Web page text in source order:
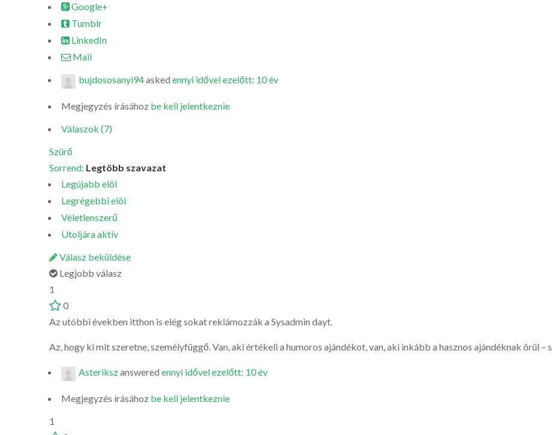
Google+
Tumblr
LinkedIn
Mail
bujdososanyi94asked ennyi idővel ezelőtt: 10 év
Megjegyzés írásához be kell jelentkeznie
Válaszok (7)
Szürő
Sorrend: Legtöbb szavazat
Legújabb elöl
Legrégebbi elöl
Véletlenszerű
Utoljára aktív
Válasz beküldése
Legjobb válasz
1
0
Az utóbbi években itthon is elég sokat reklámozzák a Sysadmin dayt.
Az, hogy ki mit szeretne, személyfüggő. Van, aki értékeli a humoros ajándékot, van, aki inkább a hasznos ajándéknak örül –
Asterikszanswered ennyi idővel ezelőtt: 10 év
Megjegyzés írásához be kell jelentkeznie
1